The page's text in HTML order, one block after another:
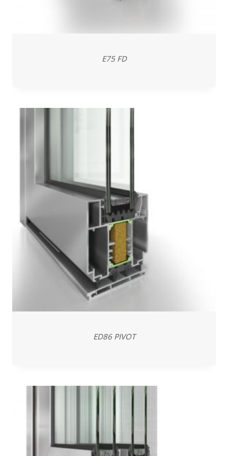
E75 FD
ED86 PIVOT